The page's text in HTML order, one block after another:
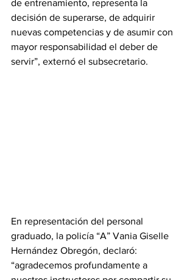
de entrenamiento, representa la
decisión de superarse, de adquirir
nuevas competencias y de asumir con
mayor responsabilidad el deber de
servir”, externó el subsecretario.
En representación del personal
graduado, la policía “A” Vania Giselle
Hernández Obregón, declaró:
“agradecemos profundamente a